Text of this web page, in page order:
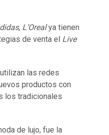
, L’Orealya tienen
de venta el Live
las redes
productos con
los tradicionales
de lujo, fue la